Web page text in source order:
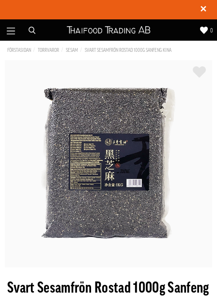
✕
0
FÖRSTASIDAN TORRVAROR SESAM SVART SESAMFRÖN ROSTAD 1000G SANFENG KINA
Svart Sesamfrön Rostad 1000g Sanfeng